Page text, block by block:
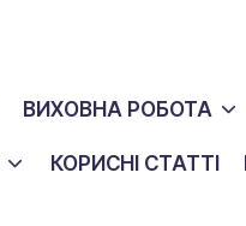
ВИХОВНА РОБОТА
КОРИСНІ СТАТТІ